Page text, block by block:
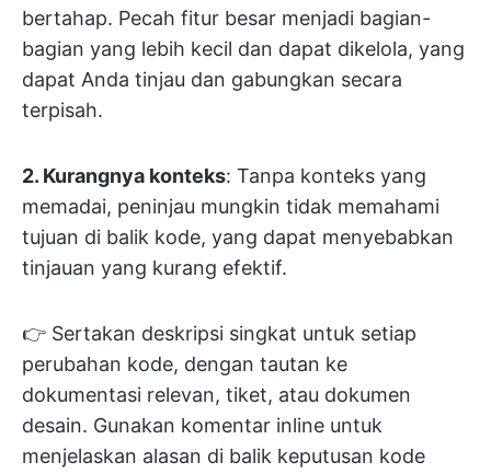
bertahap. Pecah fitur besar menjadi bagian-
bagian yang lebih kecil dan dapat dikelola, yang
dapat Anda tinjau dan gabungkan secara
terpisah.
2. Kurangnya konteks: Tanpa konteks yang
memadai, peninjau mungkin tidak memahami
tujuan di balik kode, yang dapat menyebabkan
tinjauan yang kurang efektif.
👉 Sertakan deskripsi singkat untuk setiap
perubahan kode, dengan tautan ke
dokumentasi relevan, tiket, atau dokumen
desain. Gunakan komentar inline untuk
menjelaskan alasan di balik keputusan kode